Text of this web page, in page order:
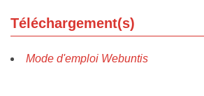
Téléchargement(s)
Mode d'emploi Webuntis